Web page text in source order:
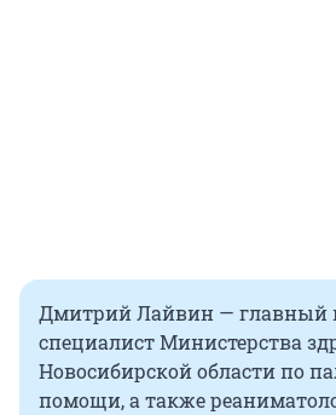
Дмитрий Лайвин — главный
специалист Министерства
Новосибирской области по
помощи, а также